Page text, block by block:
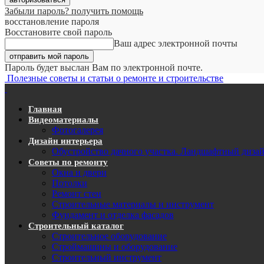
Забыли пароль? получить помощь
восстановление пароля
Восстановите свой пароль
Ваш адрес электронной почты
Пароль будет выслан Вам по электронной почте.
Полезные советы и статьи о ремонте и строительстве
Главная
Видеоматериалы
Фотогалерея
Дизайн интерьера
Обустройство дачного участка. Ландшафтный
Советы по ремонту
Окна и двери
Потолки
Ремонт стен
Строительные материалы и инструмент
Фундамент и отделка фасадов
Строительный каталог
Строительное оборудование
Строймашины и оборудование
Строительный инструмент